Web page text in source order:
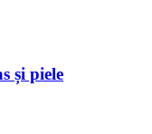
și piele